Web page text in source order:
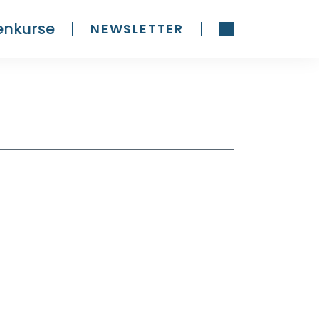
NEWSLETTER